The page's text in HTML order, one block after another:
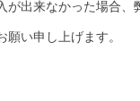
出来なかった場合、
い申し上げます。